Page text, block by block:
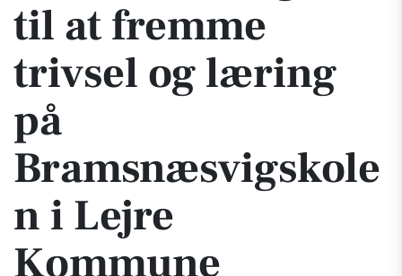
til at fremme
trivsel og læring
på
Bramsnæsvigskole
n i Lejre
Kommune